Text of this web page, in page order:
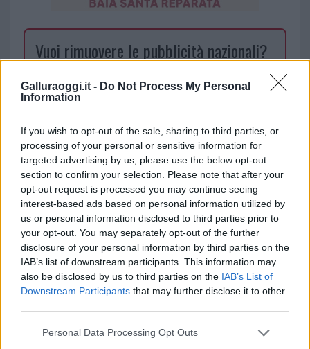
Galluraoggi.it - Do Not Process My Personal
Information
If you wish to opt-out of the sale, sharing to third parties, or
processing of your personal or sensitive information for
targeted advertising by us, please use the below opt-out
section to confirm your selection. Please note that after your
opt-out request is processed you may continue seeing
interest-based ads based on personal information utilized by
us or personal information disclosed to third parties prior to
your opt-out. You may separately opt-out of the further
disclosure of your personal information by third parties on the
IAB’s list of downstream participants. This information may
also be disclosed by us to third parties on the IAB’s List of
Downstream Participants that may further disclose it to other
Please note that this website/app uses one or more Google
Personal Data Processing Opt Outs
Vuoi rimuovere le pubblicità nazionali?
Puoi abbonarti asoli € 1,10 al mese
cliccando
Sei già abbonato?
Puoi effettuare l'accesso andando nella
sezioneLogindal menù del sito o
cliccandoqui
TEMI: Antonio Tamponi
Aspo Lbia
Basilica San Simplicio
Denuncia Olbia
Don Tamponi
Notizie Olbia
San Simplicio Olbia
Vandali Olbia